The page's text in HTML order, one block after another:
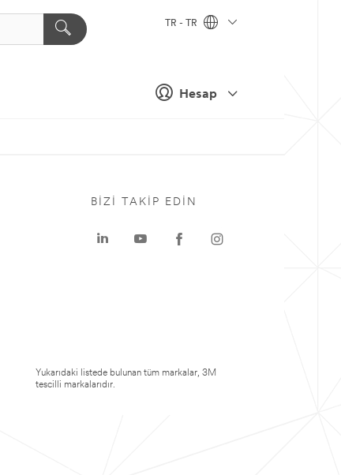
Hesap
TR - TR
BIZI TAKIP EDIN
Yukarıdaki listede bulunan tüm markalar, 3M
tescilli markalarıdır.